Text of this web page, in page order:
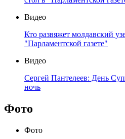
Видео
Кто развяжет молдавский
"Парламентской газете"
Видео
Сергей Пантелеев: День
ночь
Фото
Фото